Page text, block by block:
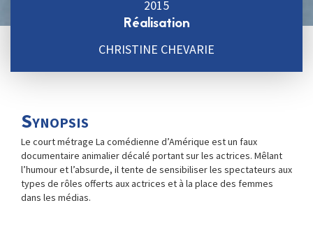
2015
Réalisation
CHRISTINE CHEVARIE
Synopsis
Le court métrage La comédienne d’Amérique est un faux
documentaire animalier décalé portant sur les actrices. Mêlant
l’humour et l’absurde, il tente de sensibiliser les spectateurs aux
types de rôles offerts aux actrices et à la place des femmes
dans les médias.